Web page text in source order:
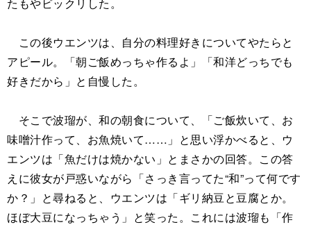
たもやビックリした。
この後ウエンツは、自分の料理好きについてやたらと
アピール。「朝ご飯めっちゃ作るよ」「和洋どっちでも
好きだから」と自慢した。
そこで波瑠が、和の朝食について、「ご飯炊いて、お
味噌汁作って、お魚焼いて……」と思い浮かべると、ウ
エンツは「魚だけは焼かない」とまさかの回答。この答
えに彼女が戸惑いながら「さっき言ってた“和”って何です
か？」と尋ねると、ウエンツは「ギリ納豆と豆腐とか。
ほぼ大豆になっちゃう」と笑った。これには波瑠も「作